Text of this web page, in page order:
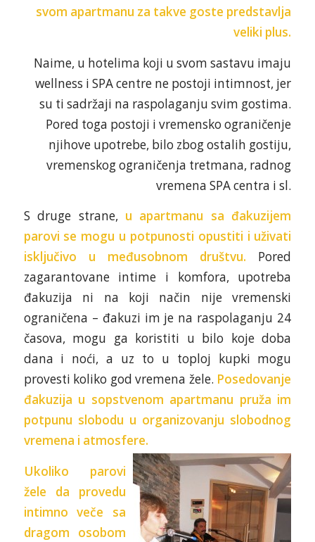
svom apartmanu za takve goste predstavlja
veliki plus.
Naime, u hotelima koji u svom sastavu imaju
wellness i SPA centre ne postoji intimnost, jer
su ti sadržaji na raspolaganju svim gostima.
Pored toga postoji i vremensko ograničenje
njihove upotrebe, bilo zbog ostalih gostiju,
vremenskog ograničenja tretmana, radnog
vremena SPA centra i sl.
S druge strane, u apartmanu sa đakuzijem
parovi se mogu u potpunosti opustiti i uživati
isključivo u međusobnom društvu. Pored
zagarantovane intime i komfora, upotreba
đakuzija ni na koji način nije vremenski
ograničena – đakuzi im je na raspolaganju 24
časova, mogu ga koristiti u bilo koje doba
dana i noći, a uz to u toploj kupki mogu
provesti koliko god vremena žele. Posedovanje
đakuzija u sopstvenom apartmanu pruža im
potpunu slobodu u organizovanju slobodnog
vremena i atmosfere.
Ukoliko parovi
žele da provedu
intimno veče sa
dragom osobom